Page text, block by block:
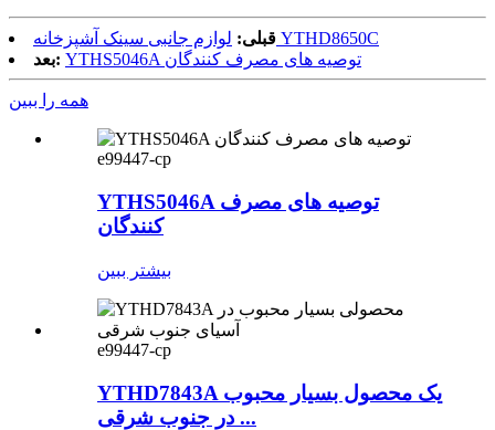
قبلی: لوازم جانبی سینک آشپزخانه YTHD8650C
بعد:
YTHS5046A توصیه های مصرف کنندگان
همه را ببین
e99447-cp
YTHS5046A توصیه های مصرف
کنندگان
بیشتر ببین
e99447-cp
YTHD7843A یک محصول بسیار محبوب
در جنوب شرقی ...